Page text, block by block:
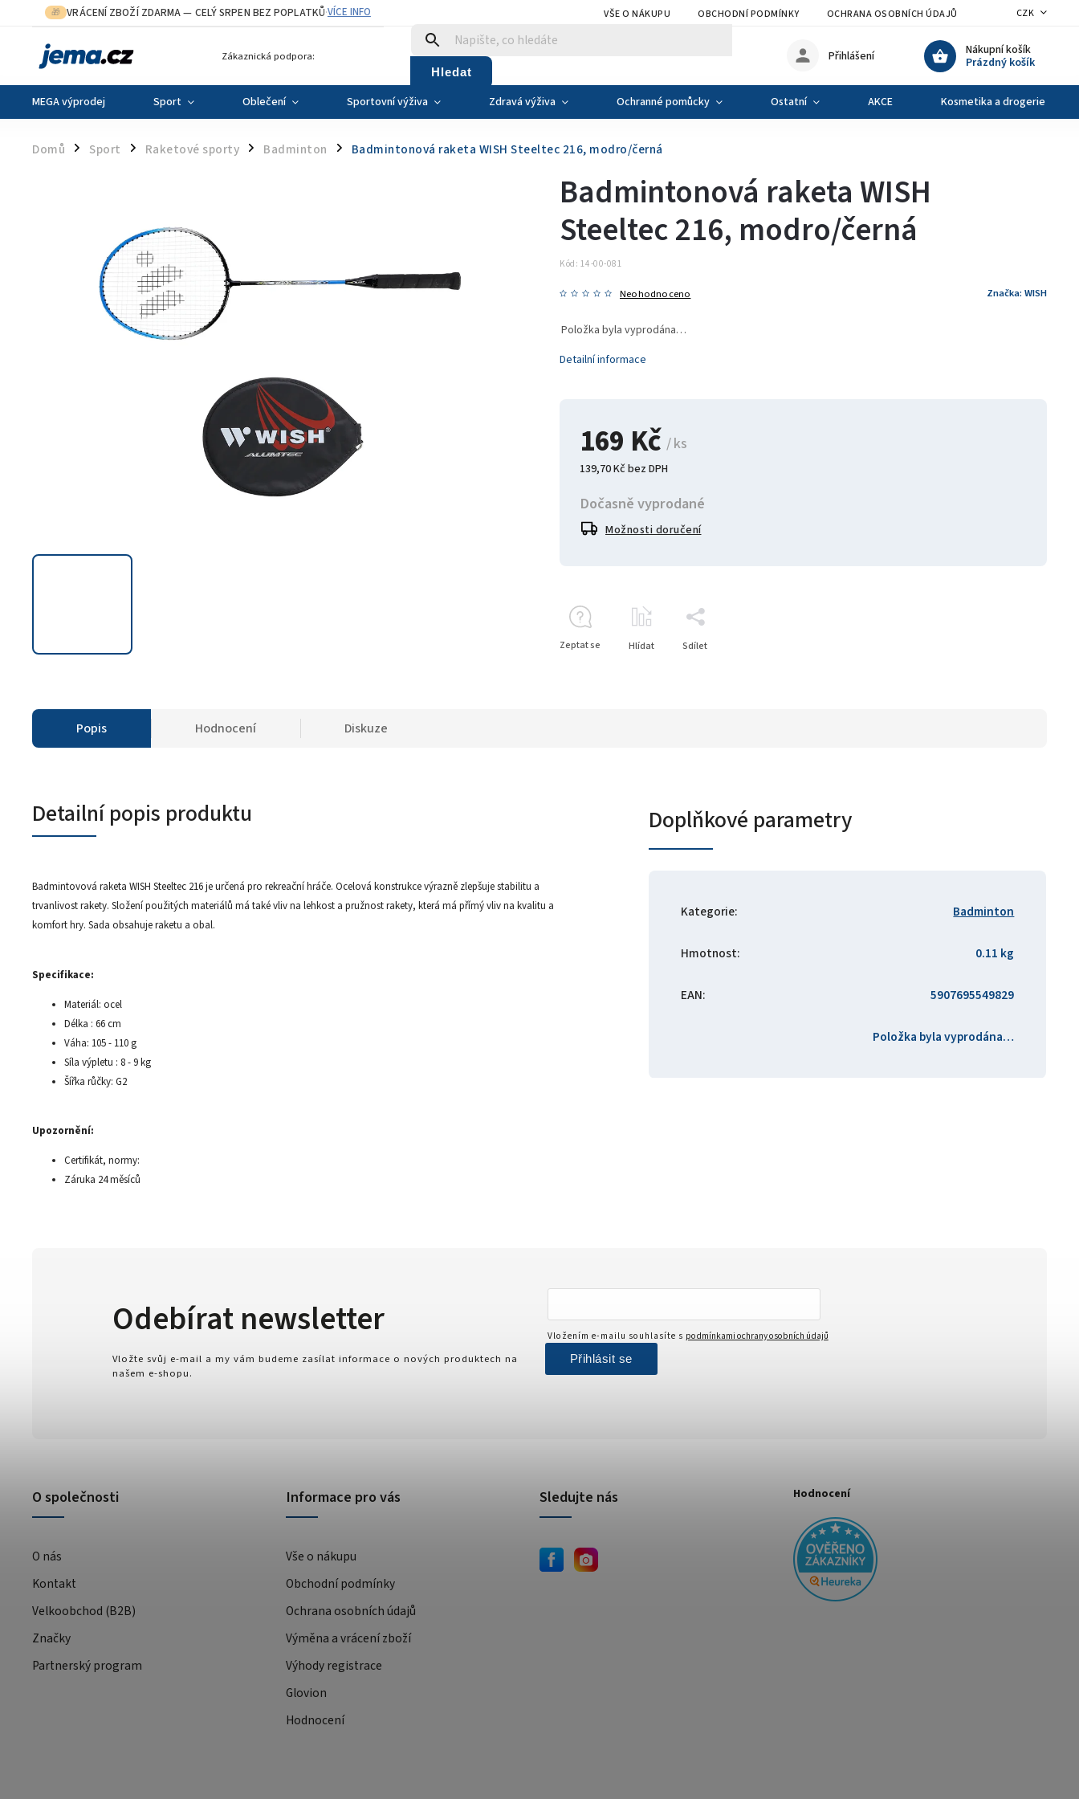
🎁 VRÁCENÍ ZBOŽÍ ZDARMA— CELÝ SRPEN BEZ POPLATKŮ·VÍCE INFO VŠE O NÁKUPU OBCHODNÍ PODMÍNKY OCHRANA OSOBNÍCH ÚDAJŮ VÝMĚNA A VRÁCENÍ
CZK
Zákaznická podpora:
Hledat
Nákupní košík
Prázdný košík
Přihlášení
MEGA výprodej Sport Oblečení Sportovní výživa Zdravá výživa Ochranné pomůcky Ostatní AKCE Kosmetika a drogerie
Domů / Sport / Raketové sporty / Badminton / Badmintonová raketa WISH Steeltec 216, modro/černá
169 Kč / ks
139,70 Kč bez DPH
Dočasně vyprodané
Možnosti doručení
Badmintonová raketa WISH
Steeltec 216, modro/černá
Kód: 14-00-081
Neohodnoceno Značka: WISH
Položka byla vyprodána…
Detailní informace
Zeptat se Hlídat Sdílet
Popis Hodnocení Diskuze
Detailní popis produktu
Badmintovová raketa WISH Steeltec 216 je určená pro rekreační hráče. Ocelová konstrukce výrazně zlepšuje stabilitu a
trvanlivost rakety. Složení použitých materiálů má také vliv na lehkost a pružnost rakety, která má přímý vliv na kvalitu a
komfort hry. Sada obsahuje raketu a obal.
Specifikace:
Materiál: ocel
Délka : 66 cm
Váha: 105 - 110 g
Síla výpletu : 8 - 9 kg
Šířka růčky: G2
Upozornění:
Certifikát, normy:
Záruka 24 měsíců
Doplňkové parametry
Kategorie: Badminton
Hmotnost: 0.11 kg
EAN: 5907695549829
Položka byla vyprodána…
O společnosti
O nás
Kontakt
Velkoobchod (B2B)
Značky
Partnerský program
Informace pro vás
Vše o nákupu
Obchodní podmínky
Ochrana osobních údajů
Výměna a vrácení zboží
Výhody registrace
Glovion
Hodnocení
Odebírat newsletter
Vložte svůj e-mail a my vám budeme zasílat informace o nových produktech na
našem e-shopu.
Vložením e-mailu souhlasíte s podmínkami ochrany osobních údajů
Přihlásit se
Sledujte nás Hodnocení